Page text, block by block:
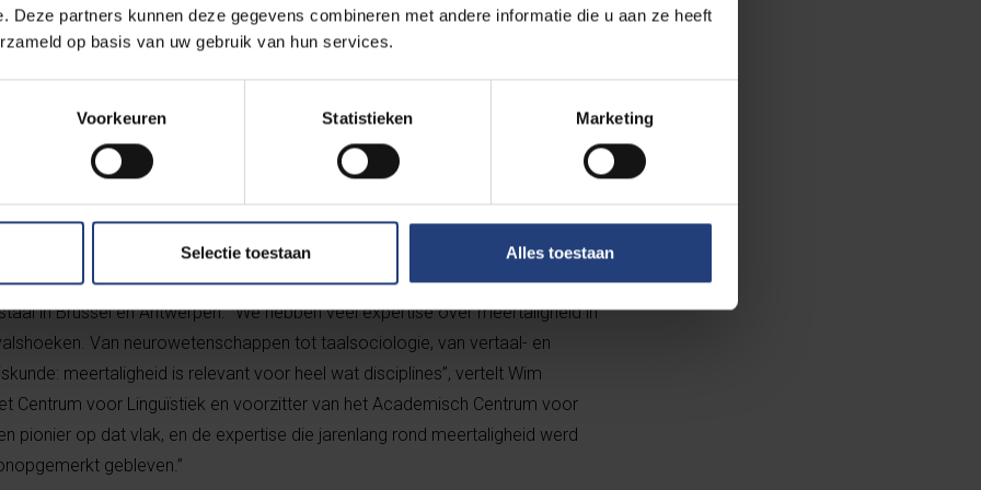
Deze partners kunnen deze gegevens combineren met andere informatie die u aan ze heeft
op basis van uw gebruik van hun services.
Voorkeuren Statistieken Marketing
Selectie toestaan Alles toestaan
te geven aan hun kinderen en kleinkinderen.” Om deze vaak kleinschalige en
Janssens een goede kijk op het meertalige landschap in Brussel. Maar ook
Linguistics en het Centrum voor Linguïstiek van de faculteit Letteren en
rond stedelijke meertaligheid, met onder andere twee lopende doctoraten
in Brussel en Antwerpen. “We hebben veel expertise over meertaligheid in
Van neurowetenschappen tot taalsociologie, van vertaal- en
meertaligheid is relevant voor heel wat disciplines”, vertelt Wim
Centrum voor Linguïstiek en voorzitter van het Academisch Centrum voor
pionier op dat vlak, en de expertise die jarenlang rond meertaligheid werd
gebleven.”